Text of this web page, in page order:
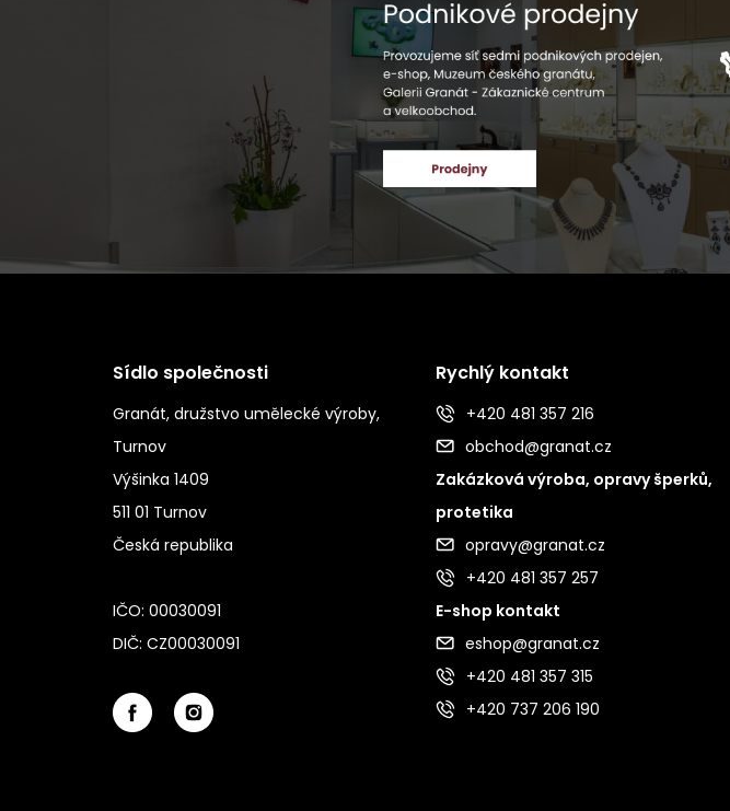
Sídlo společnosti
Granát, družstvo umělecké výroby,
Turnov
Výšinka 1409
511 01 Turnov
Česká republika
IČO: 00030091
DIČ: CZ00030091
Rychlý kontakt
+420 481 357 216
obchod@granat.cz
Zakázková výroba, opravy šperků,
protetika
opravy@granat.cz
+420 481 357 257
E-shop kontakt
eshop@granat.cz
+420 481 357 315
+420 737 206 190